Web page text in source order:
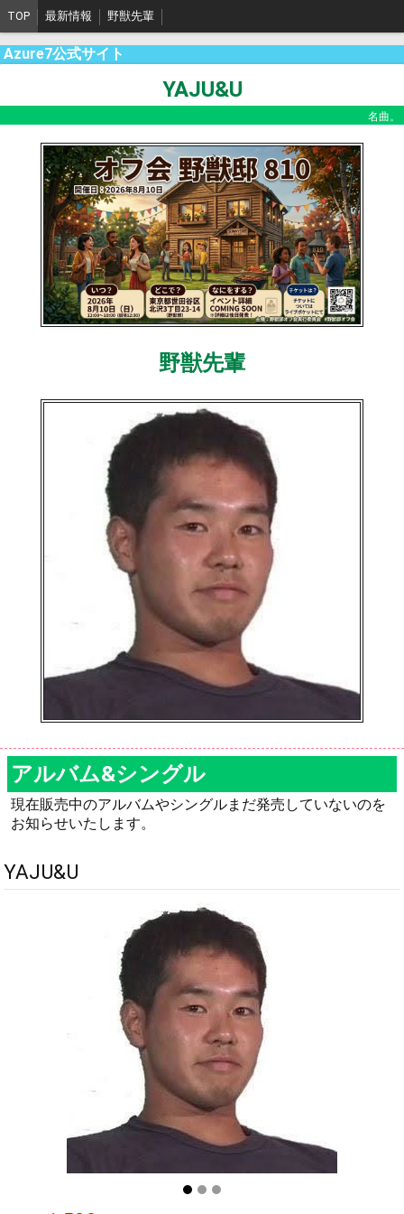
TOP 最新情報 野獣先輩
Azure7公式サイト
YAJU&U
名曲。
野獣先輩
アルバム&シングル
現在販売中のアルバムやシングルまだ発売していないのを
お知らせいたします。
YAJU&U